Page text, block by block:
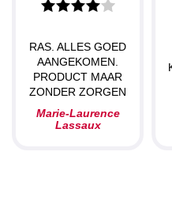
RAS. ALLES GOED
AANGEKOMEN.
PRODUCT MAAR
ZONDER ZORGEN
Marie-Laurence
Lassaux